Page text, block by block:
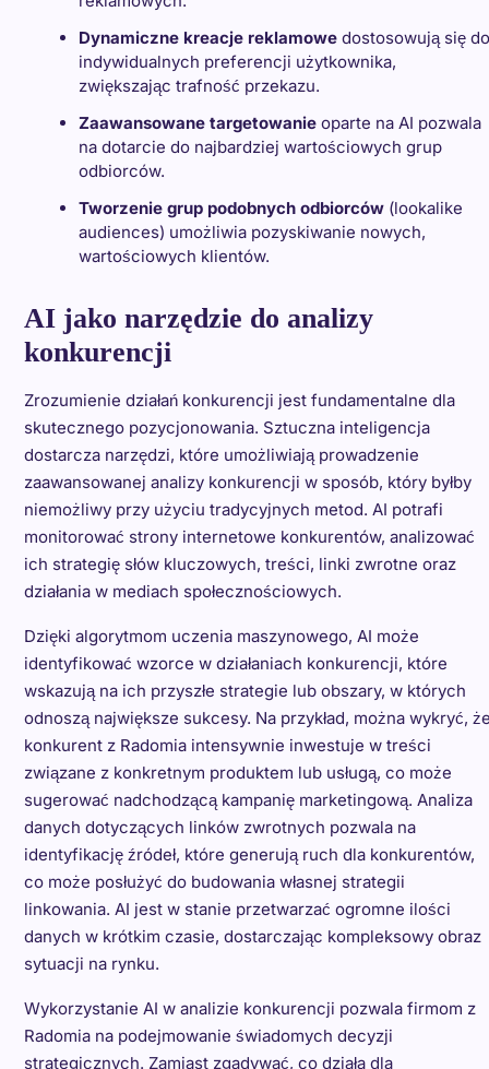
Dynamiczne kreacje reklamowedostosowują się do
indywidualnych preferencji użytkownika,
zwiększając trafność przekazu.
Zaawansowane targetowanieoparte na AI pozwala
na dotarcie do najbardziej wartościowych grup
odbiorców.
Tworzenie grup podobnych odbiorców(lookalike
audiences) umożliwia pozyskiwanie nowych,
wartościowych klientów.
AI jako narzędzie do analizy
konkurencji
Zrozumienie działań konkurencji jest fundamentalne dla
skutecznego pozycjonowania. Sztuczna inteligencja
dostarcza narzędzi, które umożliwiają prowadzenie
zaawansowanej analizy konkurencji w sposób, który byłby
niemożliwy przy użyciu tradycyjnych metod. AI potrafi
monitorować strony internetowe konkurentów, analizować
ich strategię słów kluczowych, treści, linki zwrotne oraz
działania w mediach społecznościowych.
Dzięki algorytmom uczenia maszynowego, AI może
identyfikować wzorce w działaniach konkurencji, które
wskazują na ich przyszłe strategie lub obszary, w których
odnoszą największe sukcesy. Na przykład, można wykryć,
konkurent z Radomia intensywnie inwestuje w treści
związane z konkretnym produktem lub usługą, co może
sugerować nadchodzącą kampanię marketingową. Analiza
danych dotyczących linków zwrotnych pozwala na
identyfikację źródeł, które generują ruch dla konkurentów,
co może posłużyć do budowania własnej strategii
linkowania. AI jest w stanie przetwarzać ogromne ilości
danych w krótkim czasie, dostarczając kompleksowy obraz
sytuacji na rynku.
Wykorzystanie AI w analizie konkurencji pozwala firmom z
Radomia na podejmowanie świadomych decyzji
strategicznych. Zamiast zgadywać, co działa dla